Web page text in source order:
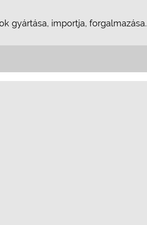
gyártása, importja, forgalmazása.